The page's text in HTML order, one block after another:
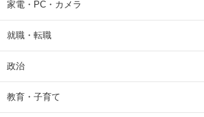
家電・PC・カメラ
就職・転職
政治
教育・子育て